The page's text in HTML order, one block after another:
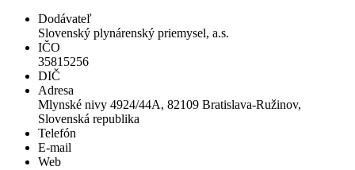
Dodávateľ
Slovenský plynárenský priemysel, a.s.
IČO
35815256
DIČ
Adresa
Mlynské nivy 4924/44A, 82109 Bratislava-Ružinov,
Slovenská republika
Telefón
E-mail
Web